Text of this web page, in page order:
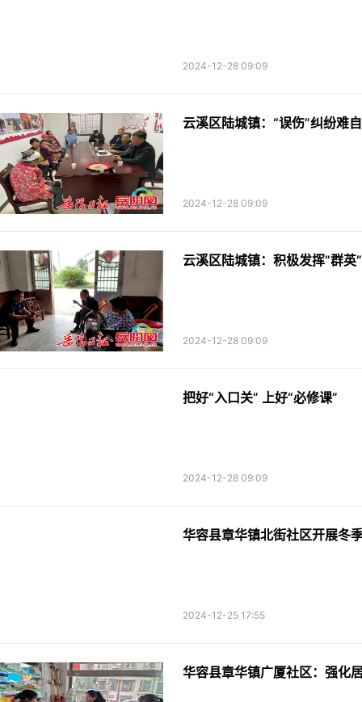
2024-12-28 09:09
云溪区陆城镇：“误伤”纠纷难
2024-12-28 09:09
云溪区陆城镇：积极发挥“群英
2024-12-28 09:09
把好“入口关” 上好“必修课”
2024-12-28 09:09
华容县章华镇北街社区开展冬
2024-12-25 17:55
华容县章华镇广厦社区：强化